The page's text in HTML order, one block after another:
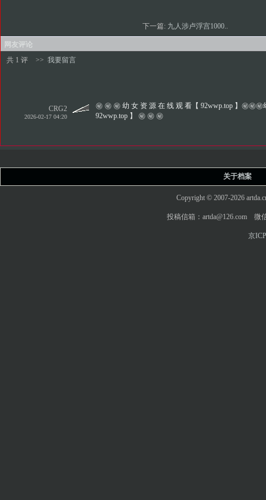
下一篇: 九人涉卢浮宫1000..
网友评论
共 1 评
>> 我要留言
CRG2
2026-02-17 04:20
㊙️ ㊙️ ㊙️ 幼 女 资 源 在 线 观 看【 92wwp.top 】㊙️㊙️
92wwp.top 】 ㊙️ ㊙️ ㊙️
关于档案
Copyright © 2007-2026
投稿信箱：artda@126.com 微
京